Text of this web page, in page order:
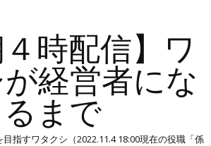
４時配信】ワ
経営者にな
るまで
指すワタクシ（2022.11.4 18:00現在の役職「係